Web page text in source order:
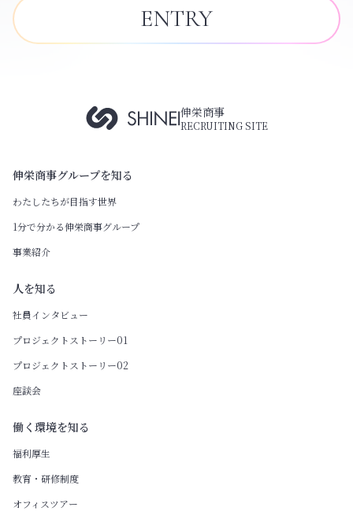
ENTRY
伸栄商事
RECRUITING SITE
伸栄商事グループを知る
わたしたちが目指す世界
1分で分かる伸栄商事グループ
事業紹介
人を知る
社員インタビュー
プロジェクトストーリー01
プロジェクトストーリー02
座談会
働く環境を知る
福利厚生
教育・研修制度
オフィスツアー